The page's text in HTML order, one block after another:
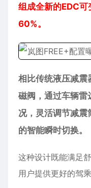
组成全新的EDC
60%。
相比传统液压减震
磁阀，通过车辆雷
况，灵活调节减震
的智能瞬时切换。
这种设计既能满足
用户提供更好的驾乘